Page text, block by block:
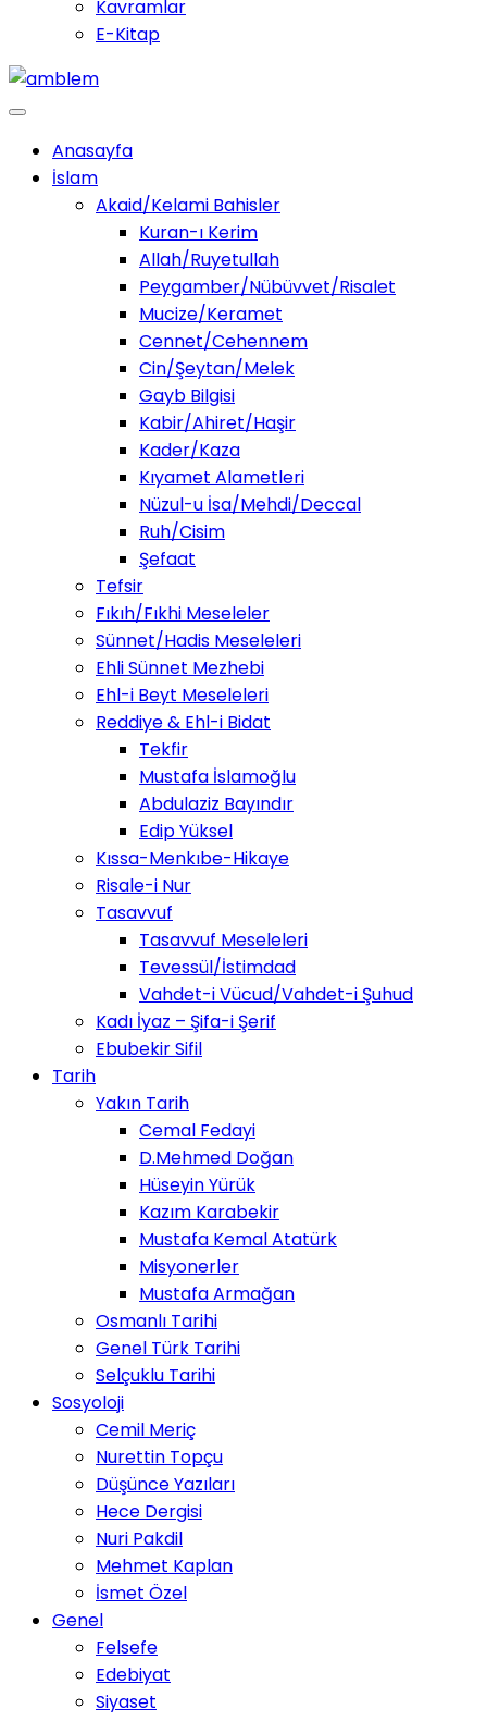
Kavramlar
E-Kitap
Anasayfa
İslam
Akaid/Kelami Bahisler
Kuran-ı Kerim
Allah/Ruyetullah
Peygamber/Nübüvvet/Risalet
Mucize/Keramet
Cennet/Cehennem
Cin/Şeytan/Melek
Gayb Bilgisi
Kabir/Ahiret/Haşir
Kader/Kaza
Kıyamet Alametleri
Nüzul-u İsa/Mehdi/Deccal
Ruh/Cisim
Şefaat
Tefsir
Fıkıh/Fıkhi Meseleler
Sünnet/Hadis Meseleleri
Ehli Sünnet Mezhebi
Ehl-i Beyt Meseleleri
Reddiye & Ehl-i Bidat
Tekfir
Mustafa İslamoğlu
Abdulaziz Bayındır
Edip Yüksel
Kıssa-Menkıbe-Hikaye
Risale-i Nur
Tasavvuf
Tasavvuf Meseleleri
Tevessül/İstimdad
Vahdet-i Vücud/Vahdet-i Şuhud
Kadı İyaz – Şifa-i Şerif
Ebubekir Sifil
Tarih
Yakın Tarih
Cemal Fedayi
D.Mehmed Doğan
Hüseyin Yürük
Kazım Karabekir
Mustafa Kemal Atatürk
Misyonerler
Mustafa Armağan
Osmanlı Tarihi
Genel Türk Tarihi
Selçuklu Tarihi
Sosyoloji
Cemil Meriç
Nurettin Topçu
Düşünce Yazıları
Hece Dergisi
Nuri Pakdil
Mehmet Kaplan
İsmet Özel
Genel
Felsefe
Edebiyat
Siyaset